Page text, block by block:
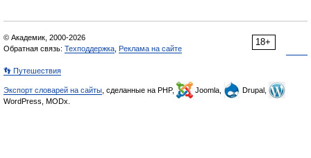
18+
© Академик, 2000-2026
Обратная связь: Техподдержка Реклама на сайте
👣 Путешествия
Экспорт словарей на сайты , сделанные на PHP, Joomla,
Drupal,
WordPress, MODx.